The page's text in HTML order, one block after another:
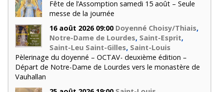
Fête de l’Assomption samedi 15 août – Seule
messe de la journée
16 août 2026 09:00 Doyenné Choisy/Thiais,
Notre-Dame de Lourdes, Saint-Esprit,
Saint-Leu Saint-Gilles, Saint-Louis
Pèlerinage du doyenné – OCTAV- deuxième édition –
Départ de Notre-Dame de Lourdes vers le monastère de
Vauhallan